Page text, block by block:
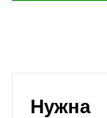
Нужна